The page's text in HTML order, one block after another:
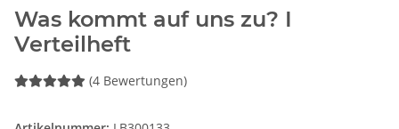
Was kommt auf uns zu? I
Verteilheft
(4 Bewertungen)